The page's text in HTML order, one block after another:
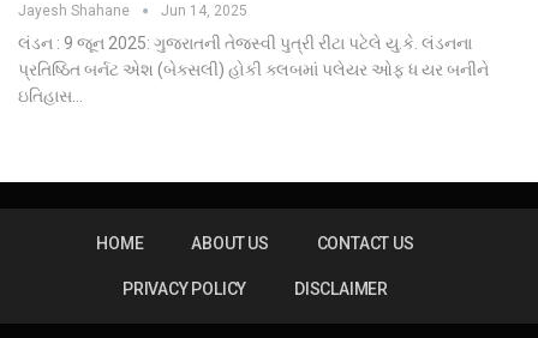
Jayesh Shahane Jun 14, 2025
લંડન : 9 જૂન 2025: ગુજરાતની તેજસ્વી પુત્રી રીટા પટેલે યુ.કે. લંડનના
પ્રતિષ્ઠિત બર્નટ એશ (બેક્સલી) હોકી ક્લબમાં પલેયર ઓફ ધ યર બનીને
ઇતિહાસ…
HOME ABOUT US CONTACT US
PRIVACY POLICY DISCLAIMER